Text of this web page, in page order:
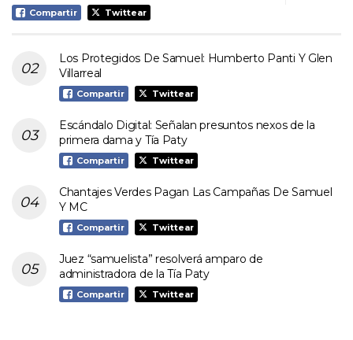
Compartir Twittear
Los Protegidos De Samuel: Humberto Panti Y Glen
Villarreal
Compartir Twittear
Escándalo Digital: Señalan presuntos nexos de la
primera dama y Tía Paty
Compartir Twittear
Chantajes Verdes Pagan Las Campañas De Samuel
Y MC
Compartir Twittear
Juez “samuelista” resolverá amparo de
administradora de la Tía Paty
Compartir Twittear